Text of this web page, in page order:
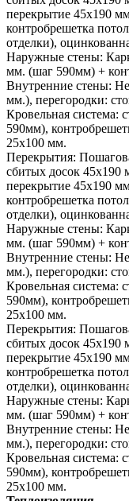
перекрытие 45х190
контробрешетка
отделки),
Наружные стены:
мм. (шаг 590мм) +
Внутренние стены:
мм.), перегородки:
Кровельная система:
590мм),
25х100 мм.
Перекрытия:
сбитых досок 45х190
перекрытие 45х190
контробрешетка
отделки),
Наружные стены:
мм. (шаг 590мм) +
Внутренние стены:
мм.), перегородки:
Кровельная система:
590мм),
25х100 мм.
Перекрытия:
сбитых досок 45х190
перекрытие 45х190
контробрешетка
отделки),
Наружные стены:
мм. (шаг 590мм) +
Внутренние стены:
мм.), перегородки:
Кровельная система:
590мм),
25х100 мм.